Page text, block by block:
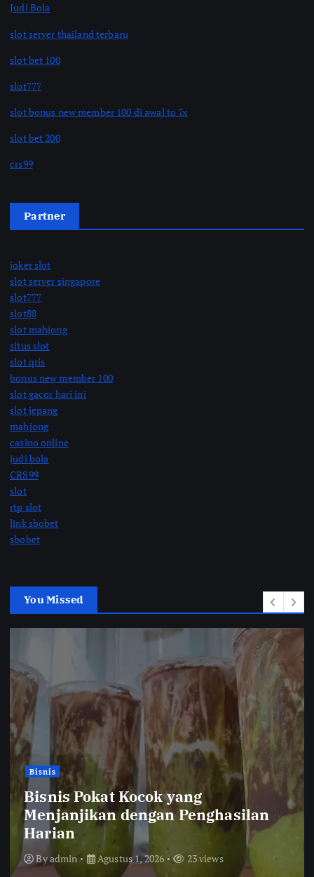
Judi Bola
slot server thailand terbaru
slot bet 100
slot777
slot bonus new member 100 di awal to 7x
slot bet 200
crs99
Partner
joker slot
slot server singapore
slot777
slot88
slot mahjong
situs slot
slot qris
bonus new member 100
slot gacor hari ini
slot jepang
mahjong
casino online
judi bola
CRS99
slot
rtp slot
link sbobet
sbobet
You Missed
Bisnis
Bisnis Pokat Kocok yang
Menjanjikan dengan Penghasilan
Harian
Byadmin Agustus 1, 2026 23 views